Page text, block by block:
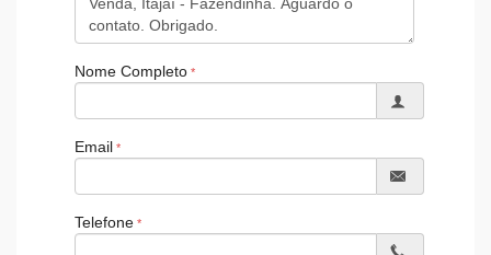
Hall Decorado e Mobiliado
Acessibilidade para PNE
Nome Completo
Email
Telefone